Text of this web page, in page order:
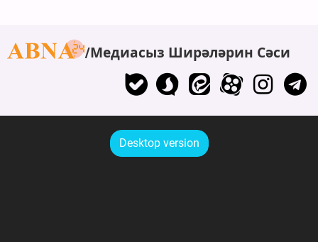
Медиасыз Ширәләрин Сәси
Desktop version